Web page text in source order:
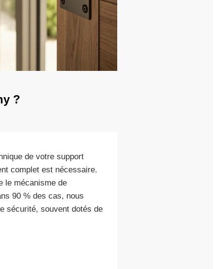
?
de votre support
complet est nécessaire.
le mécanisme de
90 % des cas, nous
sécurité, souvent dotés de